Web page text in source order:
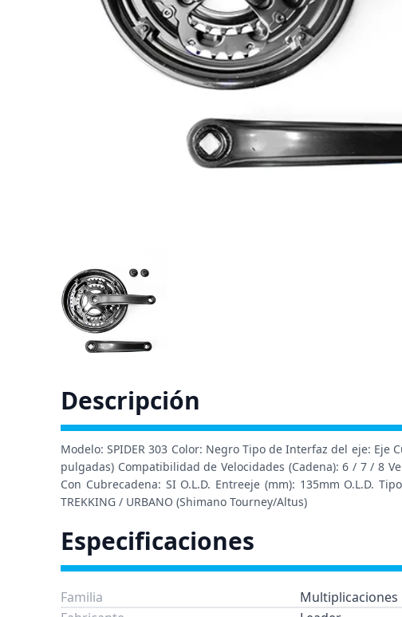
Descripción
Modelo: SPIDER 303 Color: Negro Tipo de Interfaz del eje: Eje
pulgadas) Compatibilidad de Velocidades (Cadena): 6 / 7 / 8
Con Cubrecadena: SI O.L.D. Entreeje (mm): 135mm O.L.D.
TREKKING / URBANO (Shimano Tourney/Altus)
Especificaciones
Familia
Multiplicaciones